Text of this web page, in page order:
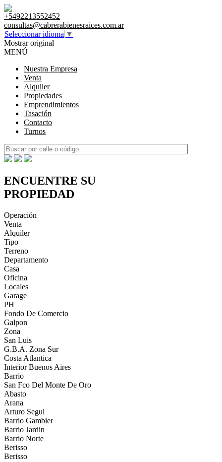
+5492213552452
consultas@cabrerabienesraices.com.ar
Seleccionar idioma ▼
Mostrar original
MENÚ
Nuestra Empresa
Venta
Alquiler
Propiedades
Emprendimientos
Tasación
Contacto
Turnos
ENCUENTRE SU
PROPIEDAD
Operación
Venta
Alquiler
Tipo
Terreno
Departamento
Casa
Oficina
Locales
Garage
PH
Fondo De Comercio
Galpon
Zona
San Luis
G.B.A. Zona Sur
Costa Atlantica
Interior Buenos Aires
Barrio
San Fco Del Monte De Oro
Abasto
Arana
Arturo Segui
Barrio Gambier
Barrio Jardin
Barrio Norte
Berisso
Berisso